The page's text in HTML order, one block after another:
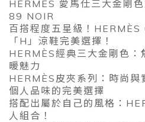
HERMÈS 愛馬仕三大金剛
89 NOIR
百搭程度五星級！
「H」涼鞋完美選擇！
HERMÈS經典三大金剛色
暖魅力
HERMÈS皮夾系列：時尚與
個人品味的完美選擇
搭配出屬於自己的風格：
人組合！